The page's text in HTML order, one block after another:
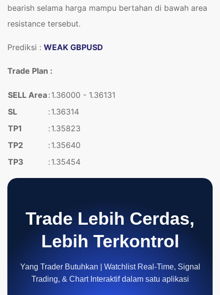
bearish selama harga mampu bertahan di bawah area
resistance tersebut.
Prediksi : WEAK GBPUSD
Trade Plan :
SELL Area: 1.36000 - 1.36131
SL
: 1.36314
TP1
: 1.35823
TP2
: 1.35640
TP3
: 1.35454
Trade Lebih Cerdas,
Lebih Terkontrol
Yang Trader Butuhkan | Watchlist Real-Time, Signal
Trading, & Chart Interaktif dalam satu aplikasi